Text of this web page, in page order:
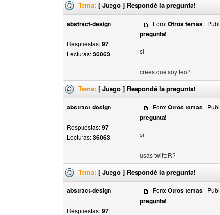
Tema: [ Juego ] Respondé la pregunta!
abstract-design
Respuestas:97
Lecturas:36063
Foro:Otros temas
pregunta!
si
crees que soy feo?
Tema: [ Juego ] Respondé la pregunta!
abstract-design
Respuestas:97
Lecturas:36063
Foro:Otros temas
pregunta!
si
usas twitteR?
Tema: [ Juego ] Respondé la pregunta!
abstract-design
Respuestas:97
Foro:Otros temas
pregunta!